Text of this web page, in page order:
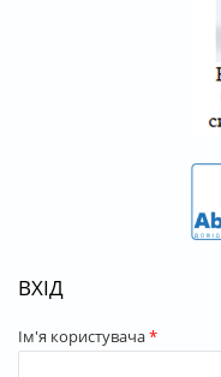
ВХІД
Ім'я користувача*